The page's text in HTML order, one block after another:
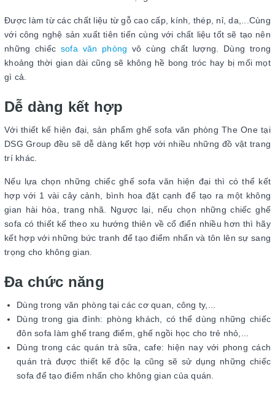
Được làm từ các chất liệu từ gỗ cao cấp, kính, thép, nỉ, da,...Cùng
với công nghệ sản xuất tiên tiến cùng với chất liệu tốt sẽ tạo nên
những chiếc sofa văn phòng vô cùng chất lượng. Dùng trong
khoảng thời gian dài cũng sẽ không hề bong tróc hay bị mối mọt
gì cả.
Dễ dàng kết hợp
Với thiết kế hiện đại, sản phẩm ghế sofa văn phòng The One tại
DSG Group đều sẽ dễ dàng kết hợp với nhiều những đồ vật trang
trí khác.
Nếu lựa chọn những chiếc ghế sofa văn hiện đại thì có thể kết
hợp với 1 vài cây cảnh, bình hoa đặt cạnh để tạo ra một không
gian hài hòa, trang nhã. Ngược lại, nếu chọn những chiếc ghế
sofa có thiết kế theo xu hướng thiên về cổ điển nhiều hơn thì hãy
kết hợp với những bức tranh để tạo điểm nhấn và tôn lên sự sang
trọng cho không gian.
Đa chức năng
Dùng trong văn phòng tại các cơ quan, công ty,...
Dùng trong gia đình: phòng khách, có thể dùng những chiếc
đôn sofa làm ghế trang điểm, ghế ngồi học cho trẻ nhỏ,...
Dùng trong các quán trà sữa, cafe: hiện nay với phong cách
quán trà được thiết kế độc lạ cũng sẽ sử dụng những chiếc
sofa để tạo điểm nhấn cho không gian của quán.